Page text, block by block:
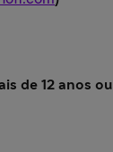
de 12 anos ou